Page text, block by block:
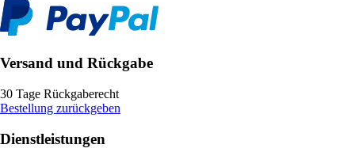
Versand und Rückgabe
30 Tage Rückgaberecht
Bestellung zurückgeben
Dienstleistungen